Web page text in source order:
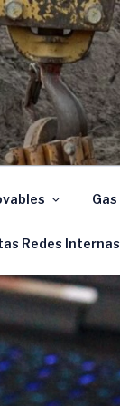
Fe
Gas
Redes Internas